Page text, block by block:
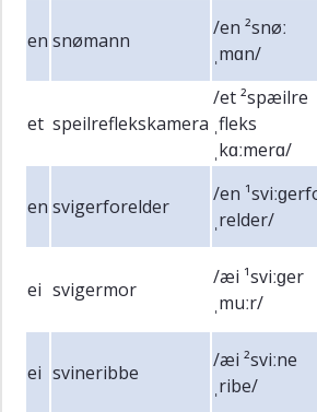
en snømann
/en ²snøː
ˌmɑn/
et speilreflekskamera
/et ²spæilre
ˌfleks
ˌkɑːmerɑ/
en svigerforelder
/en
ˌrelder/
ei svigermor
/æi ¹sviːɡer
ˌmuːr/
ei svineribbe
/æi ²sviːne
ˌribe/